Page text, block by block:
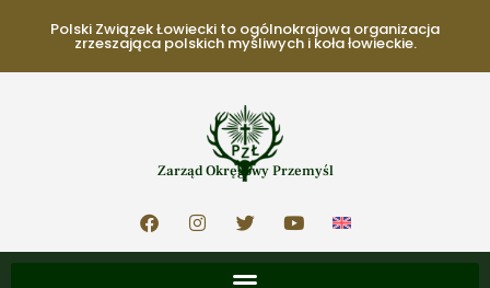
Polski Związek Łowiecki to ogólnokrajowa organizacja
zrzeszająca polskich myśliwych i koła łowieckie.
Zarząd Okręgowy Przemyśl